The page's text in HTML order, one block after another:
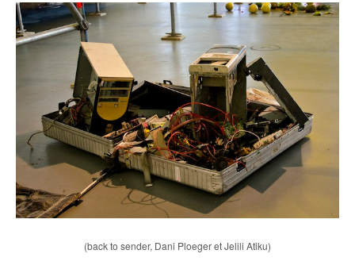
(back to sender, Dani Ploeger et Jelili Atiku)